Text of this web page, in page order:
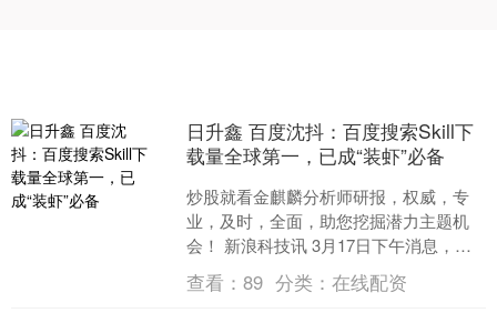
日升鑫 百度沈抖：百度搜索Skill下
载量全球第一，已成“装虾”必备
炒股就看金麒麟分析师研报，权威，专
业，及时，全面，助您挖掘潜力主题机
会！ 新浪科技讯 3月17日下午消息，在
百度“龙虾”战略全景发布会上，百度集团
执行副总裁、百....
查看：89 分类：在线配资